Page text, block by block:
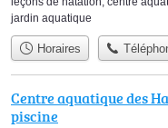
jardin aquatique
Horaires
Centre aquatique des
piscine